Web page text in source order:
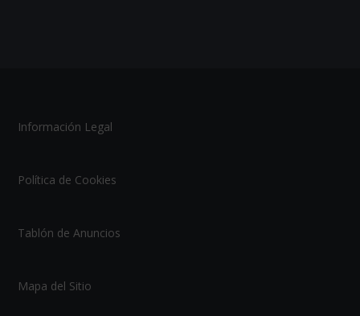
Información Legal
Política de Cookies
Tablón de Anuncios
Mapa del Sitio